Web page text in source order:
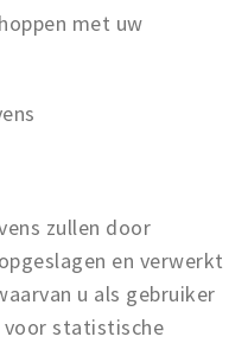
met uw
zullen door
en verwerkt
u als gebruiker
voor statistische